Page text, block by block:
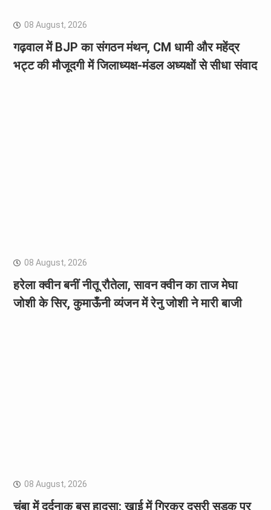
08 August, 2026
गढ़वाल में BJP का संगठन मंथन, CM धामी और महेंद्र
भट्ट की मौजूदगी में जिलाध्यक्ष-मंडल अध्यक्षों से सीधा संवाद
08 August, 2026
हरेला क्वीन बनीं नीतू रौतेला, सावन क्वीन का ताज मेघा
जोशी के सिर, कुमाऊँनी व्यंजन में रेनु जोशी ने मारी बाजी
08 August, 2026
चंबा में दर्दनाक बस हादसा: खाई में गिरकर दूसरी सड़क पर